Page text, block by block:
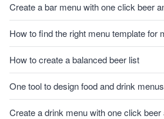
Create a bar menu with one click beer
How to find the right menu template for
How to create a balanced beer list
One tool to design food and drink
Create a drink menu with one click